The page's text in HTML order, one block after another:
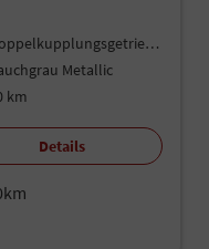
Doppelkupplungsgetriebe (DSG)
Metallic
km
Details